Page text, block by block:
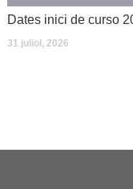
31 juliol, 2026